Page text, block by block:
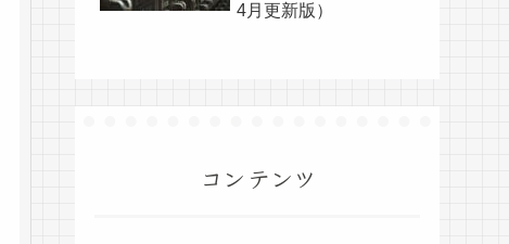
4月更新版）
コンテンツ